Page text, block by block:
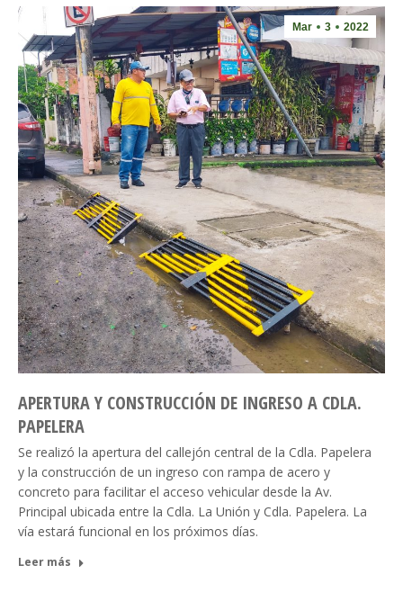
Mar 3 2022
APERTURA Y CONSTRUCCIÓN DE INGRESO A CDLA.
PAPELERA
Se realizó la apertura del callejón central de la Cdla. Papelera
y la construcción de un ingreso con rampa de acero y
concreto para facilitar el acceso vehicular desde la Av.
Principal ubicada entre la Cdla. La Unión y Cdla. Papelera. La
vía estará funcional en los próximos días.
Leer más